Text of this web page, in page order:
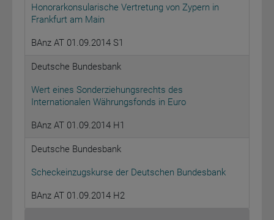
Honorarkonsularische Vertretung von Zypern in
Frankfurt am Main
BAnz AT 01.09.2014 S1
Deutsche Bundesbank
Wert eines Sonderziehungsrechts des
Internationalen Währungsfonds in Euro
BAnz AT 01.09.2014 H1
Deutsche Bundesbank
Scheckeinzugskurse der Deutschen Bundesbank
BAnz AT 01.09.2014 H2